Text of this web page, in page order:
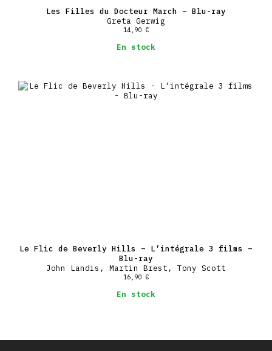
Les Filles du Docteur March – Blu-ray
Greta Gerwig
14,90 €
En stock
Le Flic de Beverly Hills – L’intégrale 3 films –
Blu-ray
John Landis, Martin Brest, Tony Scott
16,90 €
En stock